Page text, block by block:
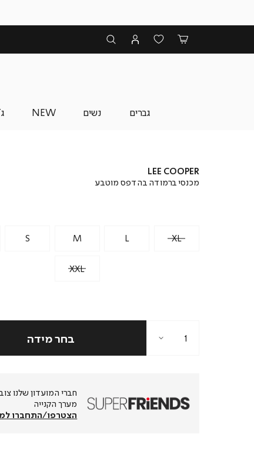
גברים נשים NEW
LEE COOPER
מכנסי ברמודה בהדפס מוטבע
S M L XL
XXL
מערך הקנייה
הצטרפו/התחברו